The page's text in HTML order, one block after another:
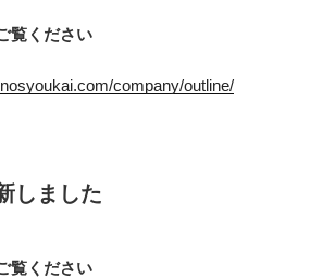
覧ください
company/outline/
しました
覧ください